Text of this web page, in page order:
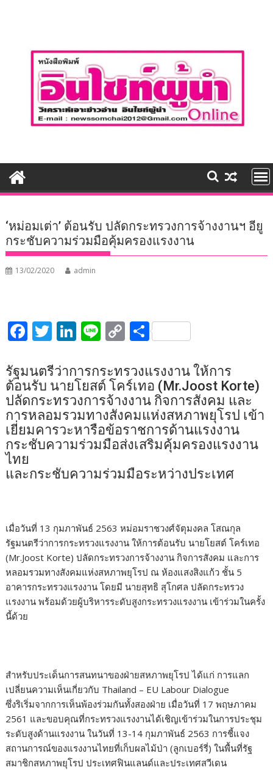
‘หม่อมเต่า’ ต้อนรับ ปลัดกระทรวงการจ้างงานฯ อียู
กระชับความร่วมมือคุ้มครองแรงงาน
13/02/2020 admin
F
e
b
o
o
k
T
itt
er
Li
k
e
dI
n
Li
e
C
p
y
Li
n
k
S
ar
e
รัฐมนตรีว่าการกระทรวงแรงงาน ให้การ
ต้อนรับ นายโยสต์ โคร์เทอ (Mr.Joost Korte)
ปลัดกระทรวงการจ้างงาน กิจการสังคม และ
การหลอมรวมทางสังคมแห่งสหภาพยุโรป เข้า
เยี่ยมคารวะหารือข้อราชการด้านแรงงาน
กระชับความร่วมมือส่งเสริมคุ้มครองแรงงาน
ไทย
และกระชับความร่วมมือระหว่างประเทศ
เมื่อวันที่ 13 กุมภาพันธ์ 2563 หม่อมราชวงศ์จัตุมงคล โสณกุล
รัฐมนตรีว่าการกระทรวงแรงงาน ให้การต้อนรับ นายโยสต์ โคร์เทอ
(Mr.Joost Korte) ปลัดกระทรวงการจ้างงาน กิจการสังคม และการ
หลอมรวมทางสังคมแห่งสหภาพยุโรป ณ ห้องแสงสิงแก้ว ชั้น 5
อาคารกระทรวงแรงงาน โดยมี นายสุทธิ สุโกศล ปลัดกระทรวง
แรงงาน พร้อมด้วยผู้บริหารระดับสูงกระทรวงแรงงาน เข้าร่วมในครั้ง
นี้ด้วย
สำหรับประเด็นการสนทนาของฝ่ายสหภาพยุโรป ได้แก่ การแลก
เปลี่ยนความเห็นเกี่ยวกับ Thailand – EU Labour Dialogue
ซึ่งริเริ่มจากการเห็นพ้องร่วมกันทั้งสองฝ่าย เมื่อวันที่ 17 พฤษภาคม
2561 และขอบคุณที่กระทรวงแรงงานได้เชิญเข้าร่วมในการประชุม
ระดับสูงด้านแรงงาน ในวันที่ 13-14 กุมภาพันธ์ 2563 การชี้แจง
สถานการณ์ของแรงงานไทยที่เก็บผลไม้ป่า (ลูกเบอร์รี่) ในพื้นที่รัฐ
สมาชิกสหภาพยุโรป ประเทศฟินแลนด์และประเทศสวีเดน